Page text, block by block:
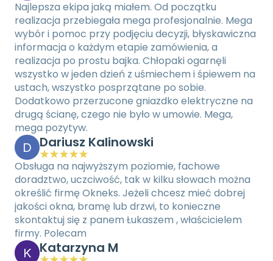
Najlepsza ekipa jaką miałem. Od początku
realizacja przebiegała mega profesjonalnie. Mega
wybór i pomoc przy podjęciu decyzji, błyskawiczna
informacja o każdym etapie zamówienia, a
realizacja po prostu bajka. Chłopaki ogarnęli
wszystko w jeden dzień z uśmiechem i śpiewem na
ustach, wszystko posprzątane po sobie.
Dodatkowo przerzucone gniazdko elektryczne na
drugą ścianę, czego nie było w umowie. Mega,
mega pozytyw.
D Dariusz Kalinowski
Obsługa na najwyższym poziomie, fachowe
doradztwo, uczciwość, tak w kilku słowach można
określić firmę Okneks. Jeżeli chcesz mieć dobrej
jakości okna, bramę lub drzwi, to konieczne
skontaktuj się z panem Łukaszem , właścicielem
firmy. Polecam
K Katarzyna M